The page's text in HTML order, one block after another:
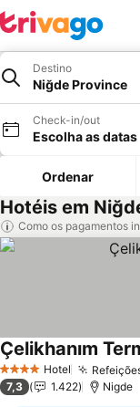
Destino
Niğde Province
Check-in/out
Escolha as datas
Ordenar
Hotéis em
Como os pagamentos
4 EstrelasHotel
Çelikhanım
7,3 1.422 Nigde